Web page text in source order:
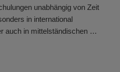
unabhängig von Zeit
in international
auch in mittelständischen …